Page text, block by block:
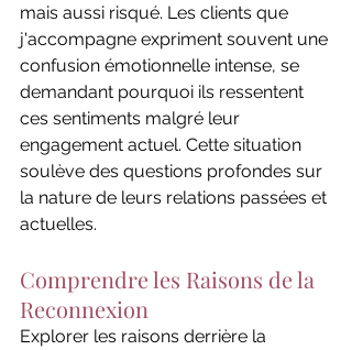
mais aussi risqué. Les clients que
j'accompagne expriment souvent une
confusion émotionnelle intense, se
demandant pourquoi ils ressentent
ces sentiments malgré leur
engagement actuel. Cette situation
soulève des questions profondes sur
la nature de leurs relations passées et
actuelles.
Comprendre les Raisons de la
Reconnexion
Explorer les raisons derrière la